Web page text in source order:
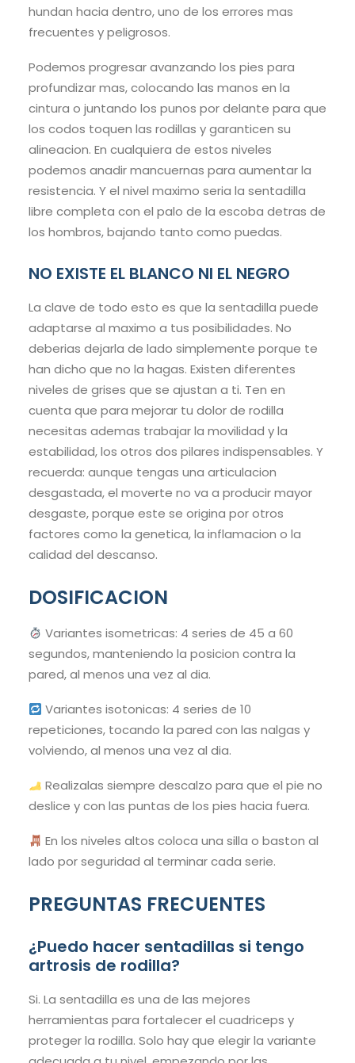
hundan hacia dentro, uno de los errores mas
frecuentes y peligrosos.
Podemos progresar avanzando los pies para
profundizar mas, colocando las manos en la
cintura o juntando los punos por delante para que
los codos toquen las rodillas y garanticen su
alineacion. En cualquiera de estos niveles
podemos anadir mancuernas para aumentar la
resistencia. Y el nivel maximo seria la sentadilla
libre completa con el palo de la escoba detras de
los hombros, bajando tanto como puedas.
NO EXISTE EL BLANCO NI EL NEGRO
La clave de todo esto es que la sentadilla puede
adaptarse al maximo a tus posibilidades. No
deberias dejarla de lado simplemente porque te
han dicho que no la hagas. Existen diferentes
niveles de grises que se ajustan a ti. Ten en
cuenta que para mejorar tu dolor de rodilla
necesitas ademas trabajar la movilidad y la
estabilidad, los otros dos pilares indispensables. Y
recuerda: aunque tengas una articulacion
desgastada, el moverte no va a producir mayor
desgaste, porque este se origina por otros
factores como la genetica, la inflamacion o la
calidad del descanso.
DOSIFICACION
Variantes isometricas: 4 series de 45 a 60
segundos, manteniendo la posicion contra la
pared, al menos una vez al dia.
Variantes isotonicas: 4 series de 10
repeticiones, tocando la pared con las nalgas y
volviendo, al menos una vez al dia.
Realizalas siempre descalzo para que el pie no
deslice y con las puntas de los pies hacia fuera.
En los niveles altos coloca una silla o baston al
lado por seguridad al terminar cada serie.
PREGUNTAS FRECUENTES
¿Puedo hacer sentadillas si tengo
artrosis de rodilla?
Si. La sentadilla es una de las mejores
herramientas para fortalecer el cuadriceps y
proteger la rodilla. Solo hay que elegir la variante